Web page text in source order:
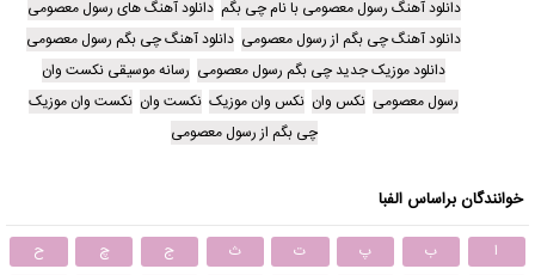
دانلود آهنگ رسول معصومی با نام چی بگم دانلود آهنگ های رسول معصومی
دانلود آهنگ چی بگم از رسول معصومی دانلود آهنگ چی بگم رسول معصومی
دانلود موزیک جدید چی بگم رسول معصومی رسانه موسیقی نکست وان
رسول معصومی نکس وان نکس وان موزیک نکست وان نکست وان موزیک
چی بگم از رسول معصومی
خوانندگان براساس الفبا
ا ب پ ت ث ج چ
ح